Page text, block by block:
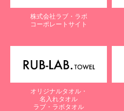
株式会社ラブ・ラボ
コーポレートサイト
オリジナルタオル・
名入れタオル
ラブ・ラボタオル